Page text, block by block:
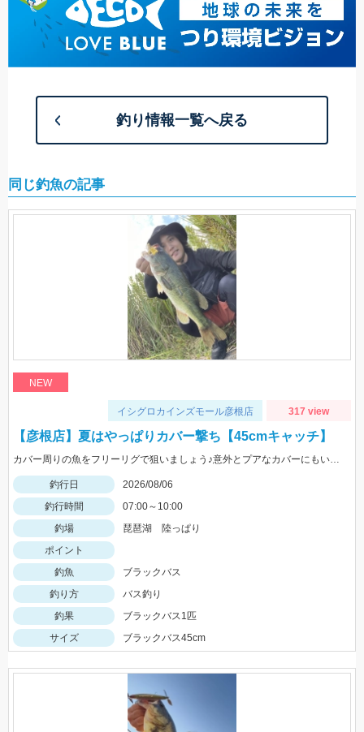
釣り情報一覧へ戻る
同じ釣魚の記事
NEW
イシグロカインズモール彦根店 317 view
【彦根店】夏はやっぱりカバー撃ち【45cmキャッチ】
カバー周りの魚をフリーリグで狙いましょう♪意外とプアなカバーにもいますよ♪
釣行日
2026/08/06
釣行時間
07:00～10:00
釣場
琵琶湖 陸っぱり
ポイント
釣魚
ブラックバス
釣り方
バス釣り
釣果
ブラックバス1匹
サイズ
ブラックバス45cm